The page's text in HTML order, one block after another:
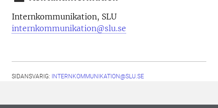
Internkommunikation, SLU
internkommunikation@slu.se
SIDANSVARIG: INTERNKOMMUNIKATION@SLU.SE